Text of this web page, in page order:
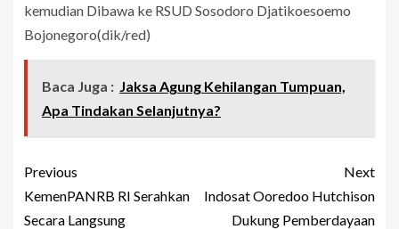
kemudian Dibawa ke RSUD Sosodoro Djatikoesoemo
Bojonegoro(dik/red)
Baca Juga : Jaksa Agung Kehilangan Tumpuan,
Apa Tindakan Selanjutnya?
Previous
KemenPANRB RI Serahkan
Secara Langsung
Next
Indosat Ooredoo Hutchison
Dukung Pemberdayaan